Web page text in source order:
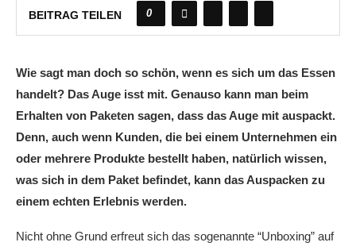
BEITRAG TEILEN 0
Wie sagt man doch so schön, wenn es sich um das Essen
handelt? Das Auge isst mit. Genauso kann man beim
Erhalten von Paketen sagen, dass das Auge mit auspackt.
Denn, auch wenn Kunden, die bei einem Unternehmen ein
oder mehrere Produkte bestellt haben, natürlich wissen,
was sich in dem Paket befindet, kann das Auspacken zu
einem echten Erlebnis werden.
Nicht ohne Grund erfreut sich das sogenannte “Unboxing” auf